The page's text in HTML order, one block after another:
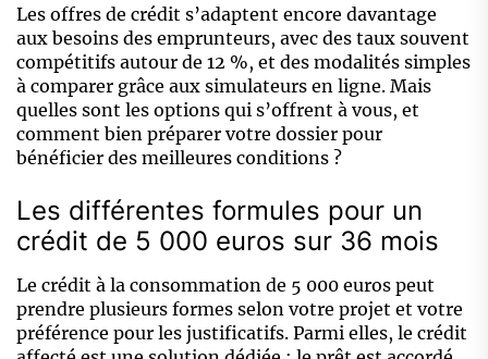
Les offres de crédit s’adaptent encore davantage
aux besoins des emprunteurs, avec des taux souvent
compétitifs autour de 12 %, et des modalités simples
à comparer grâce aux simulateurs en ligne. Mais
quelles sont les options qui s’offrent à vous, et
comment bien préparer votre dossier pour
bénéficier des meilleures conditions ?
Les différentes formules pour un
crédit de 5 000 euros sur 36 mois
Le crédit à la consommation de 5 000 euros peut
prendre plusieurs formes selon votre projet et votre
préférence pour les justificatifs. Parmi elles, le crédit